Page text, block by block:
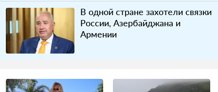
В одной стране захотели связки
России, Азербайджана и
Армении